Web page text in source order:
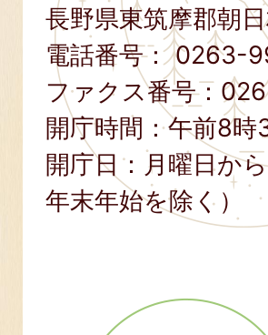
長野県東筑摩郡朝
電話番号：0263-
ファクス番号：
開庁時間：午前8
開庁日：月曜日か
年末年始を除く）